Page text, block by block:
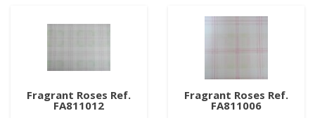
Fragrant Roses Ref.
FA811012
Fragrant Roses Ref.
FA811006